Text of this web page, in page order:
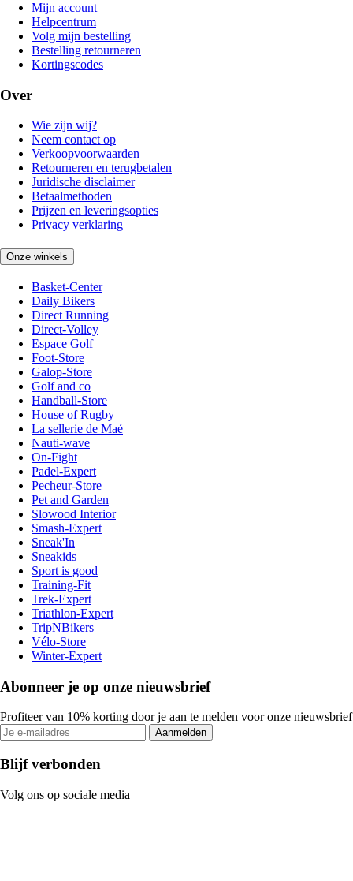
Mijn account
Helpcentrum
Volg mijn bestelling
Bestelling retourneren
Kortingscodes
Over
Wie zijn wij?
Neem contact op
Verkoopvoorwaarden
Retourneren en terugbetalen
Juridische disclaimer
Betaalmethoden
Prijzen en leveringsopties
Privacy verklaring
Onze winkels
Basket-Center
Daily Bikers
Direct Running
Direct-Volley
Espace Golf
Foot-Store
Galop-Store
Golf and co
Handball-Store
House of Rugby
La sellerie de Maé
Nauti-wave
On-Fight
Padel-Expert
Pecheur-Store
Pet and Garden
Slowood Interior
Smash-Expert
Sneak'In
Sneakids
Sport is good
Training-Fit
Trek-Expert
Triathlon-Expert
TripNBikers
Vélo-Store
Winter-Expert
Abonneer je op onze nieuwsbrief
Profiteer van 10% korting door je aan te melden voor onze nieuwsbrief
Aanmelden
Blijf verbonden
Volg ons op sociale media